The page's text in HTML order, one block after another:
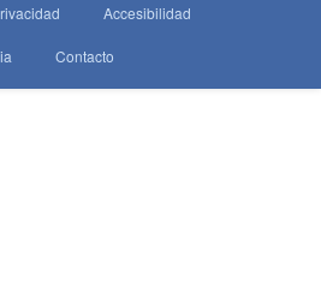
Accesibilidad
Contacto